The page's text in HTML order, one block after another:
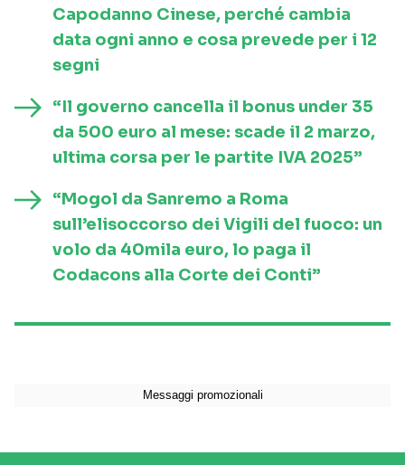
Capodanno Cinese, perché cambia
data ogni anno e cosa prevede per i 12
segni
“Il governo cancella il bonus under 35
da 500 euro al mese: scade il 2 marzo,
ultima corsa per le partite IVA 2025”
“Mogol da Sanremo a Roma
sull’elisoccorso dei Vigili del fuoco: un
volo da 40mila euro, lo paga il
Codacons alla Corte dei Conti”